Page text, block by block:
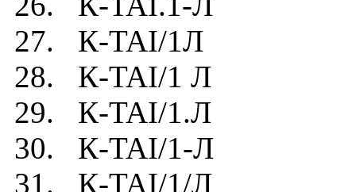
27. К-TAI/1Л
28. К-TAI/1 Л
29. К-TAI/1.Л
30. К-TAI/1-Л
31. К-TAI/1/Л